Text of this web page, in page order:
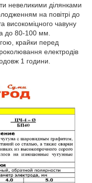
невеликими ділянками
на повітрі до
високоміцного чавуну
до 80-100 мм.
крайки перед
електродів
1 години.